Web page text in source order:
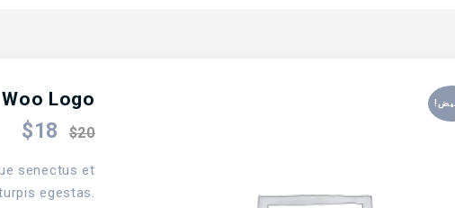
Woo Logo
$20
$18
senectus et
egestas.